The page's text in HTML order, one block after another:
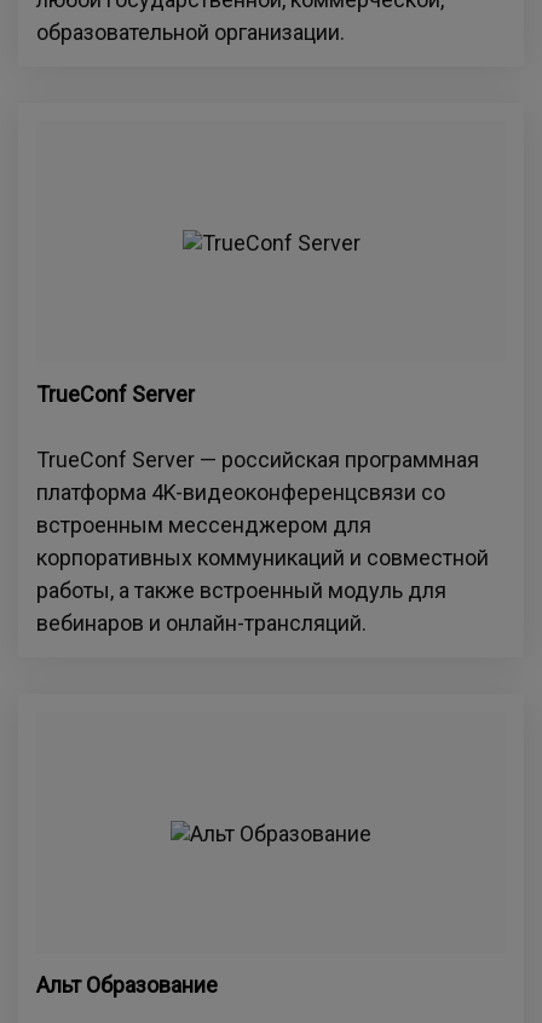
образовательной организации.
TrueConf Server
TrueConf Server — российская программная
платформа 4K-видеоконференцсвязи со
встроенным мессенджером для
корпоративных коммуникаций и совместной
работы, а также встроенный модуль для
вебинаров и онлайн-трансляций.
Альт Образование